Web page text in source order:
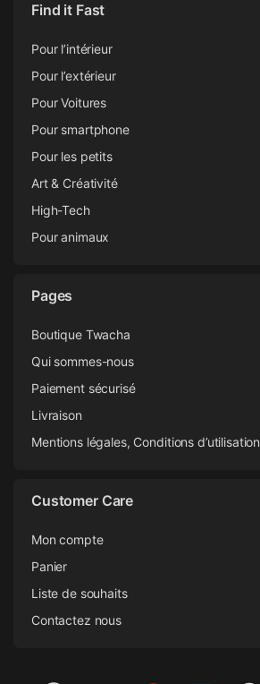
Find it Fast
Pour l’intérieur
Pour l’extérieur
Pour Voitures
Pour smartphone
Pour les petits
Art & Créativité
High-Tech
Pour animaux
Pages
Boutique Twacha
Qui sommes-nous
Paiement sécurisé
Livraison
Mentions légales, Conditions d’utilisation
Customer Care
Mon compte
Panier
Liste de souhaits
Contactez nous